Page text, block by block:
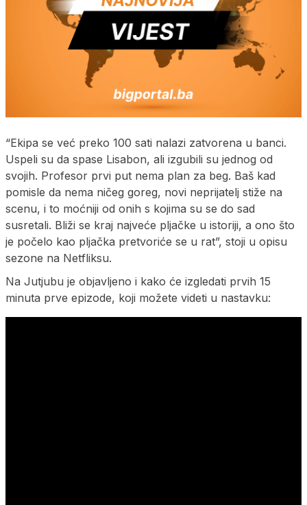
“Ekipa se već preko 100 sati nalazi zatvorena u banci.
Uspeli su da spase Lisabon, ali izgubili su jednog od
svojih. Profesor prvi put nema plan za beg. Baš kad
pomisle da nema ničeg goreg, novi neprijatelj stiže na
scenu, i to moćniji od onih s kojima su se do sad
susretali. Bliži se kraj najveće pljačke u istoriji, a ono što
je počelo kao pljačka pretvoriće se u rat”, stoji u opisu
sezone na Netfliksu.
Na Jutjubu je objavljeno i kako će izgledati prvih 15
minuta prve epizode, koji možete videti u nastavku: